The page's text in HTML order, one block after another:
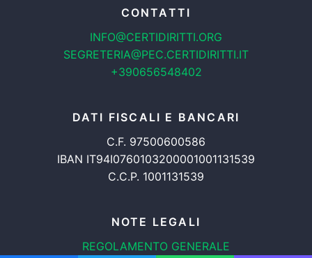
CONTATTI
INFO@CERTIDIRITTI.ORG
SEGRETERIA@PEC.CERTIDIRITTI.IT
+390656548402
DATI FISCALI E BANCARI
C.F. 97500600586
IBAN IT94I0760103200001001131539
C.C.P. 1001131539
NOTE LEGALI
REGOLAMENTO GENERALE